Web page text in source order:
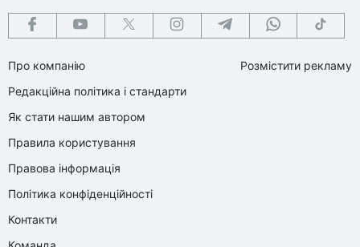
Про компанію
Редакційна політика і стандарти
Як стати нашим автором
Правила користування
Правова інформація
Політика конфіденційності
Контакти
Розмістити рекламу